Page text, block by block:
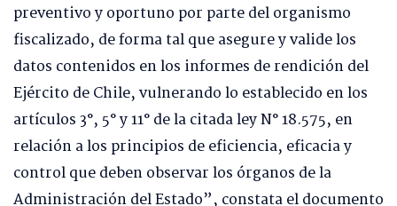
preventivo y oportuno por parte del organismo
fiscalizado, de forma tal que asegure y valide los
datos contenidos en los informes de rendición del
Ejército de Chile, vulnerando lo establecido en los
artículos 3°, 5° y 11° de la citada ley N° 18.575, en
relación a los principios de eficiencia, eficacia y
control que deben observar los órganos de la
Administración del Estado”, constata el documento